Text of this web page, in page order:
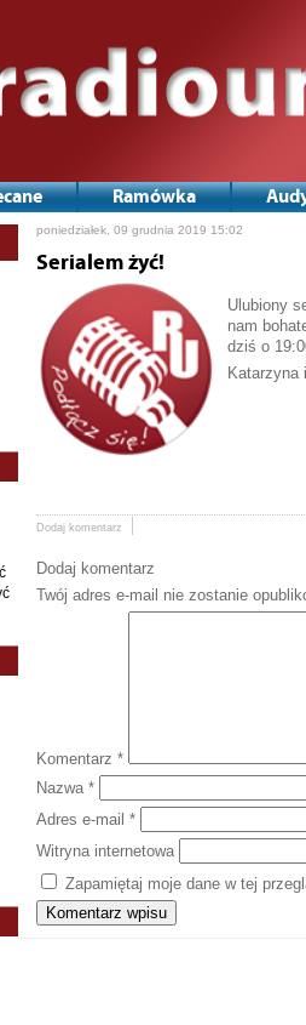
Ramówka
poniedziałek, 09 grudnia 2019 15:02
Serialem żyć!
Ulubiony
nam
dziś o
Katarzyna
Dodaj komentarz
Dodaj komentarz
Twój adres e-mail nie zostanie
Komentarz *
Nazwa *
Adres e-mail *
Witryna internetowa
Zapamiętaj moje dane w tej